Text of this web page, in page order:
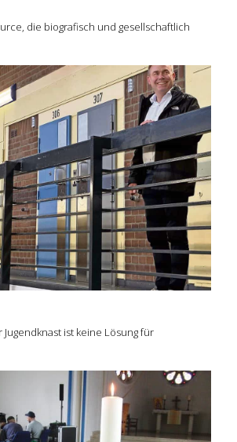
die biografisch und gesellschaftlich
Jugendknast ist keine Lösung für